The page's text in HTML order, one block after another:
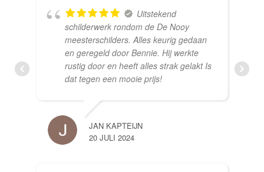
Uitstekend
schilderwerk rondom de De Nooy
meesterschilders. Alles keurig gedaan
en geregeld door Bennie. Hij werkte
rustig door en heeft alles strak gelakt Is
dat tegen een mooie prijs!
JAN KAPTEIJN
20 JULI 2024